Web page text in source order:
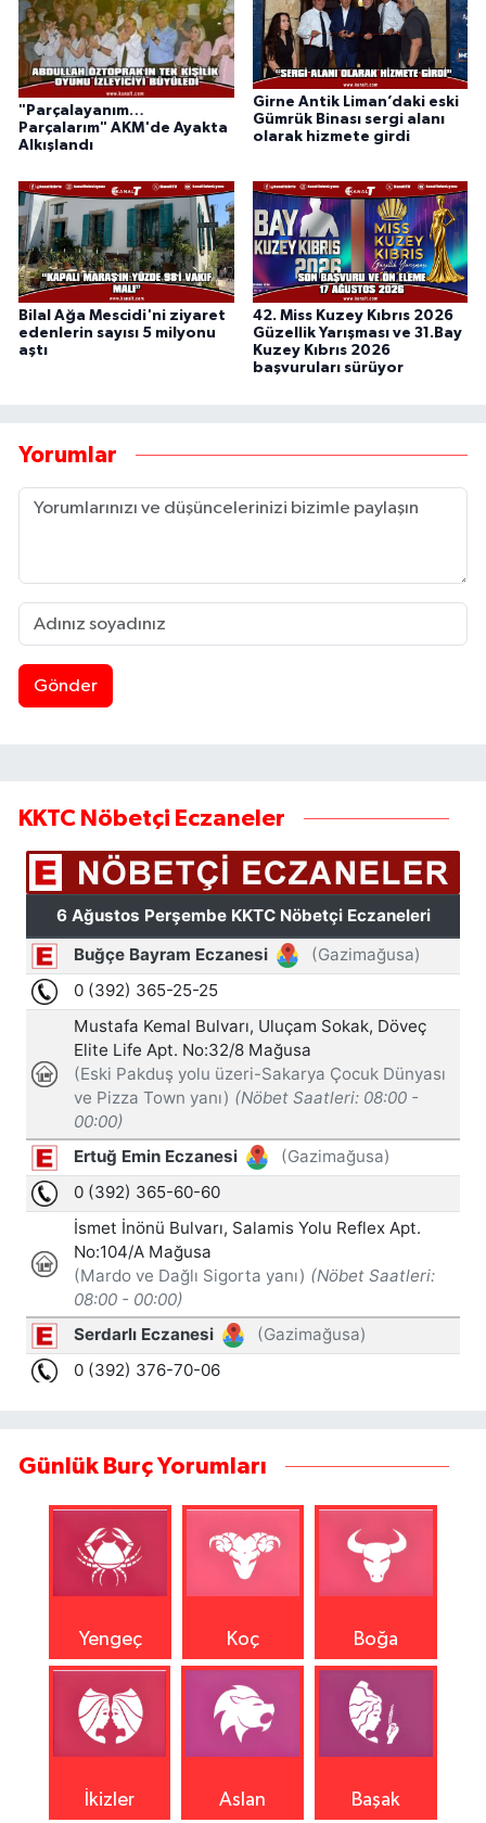
"Parçalayanım…
Parçalarım" AKM'de Ayakta
Alkışlandı
Girne Antik Liman’daki eski
Gümrük Binası sergi alanı
olarak hizmete girdi
Bilal Ağa Mescidi'ni ziyaret
edenlerin sayısı 5 milyonu
aştı
42. Miss Kuzey Kıbrıs 2026
Güzellik Yarışması ve 31.Bay
Kuzey Kıbrıs 2026
başvuruları sürüyor
Yorumlar
Gönder
KKTC Nöbetçi Eczaneler
Günlük Burç Yorumları
Yengeç Koç Boğa
İkizler Aslan Başak